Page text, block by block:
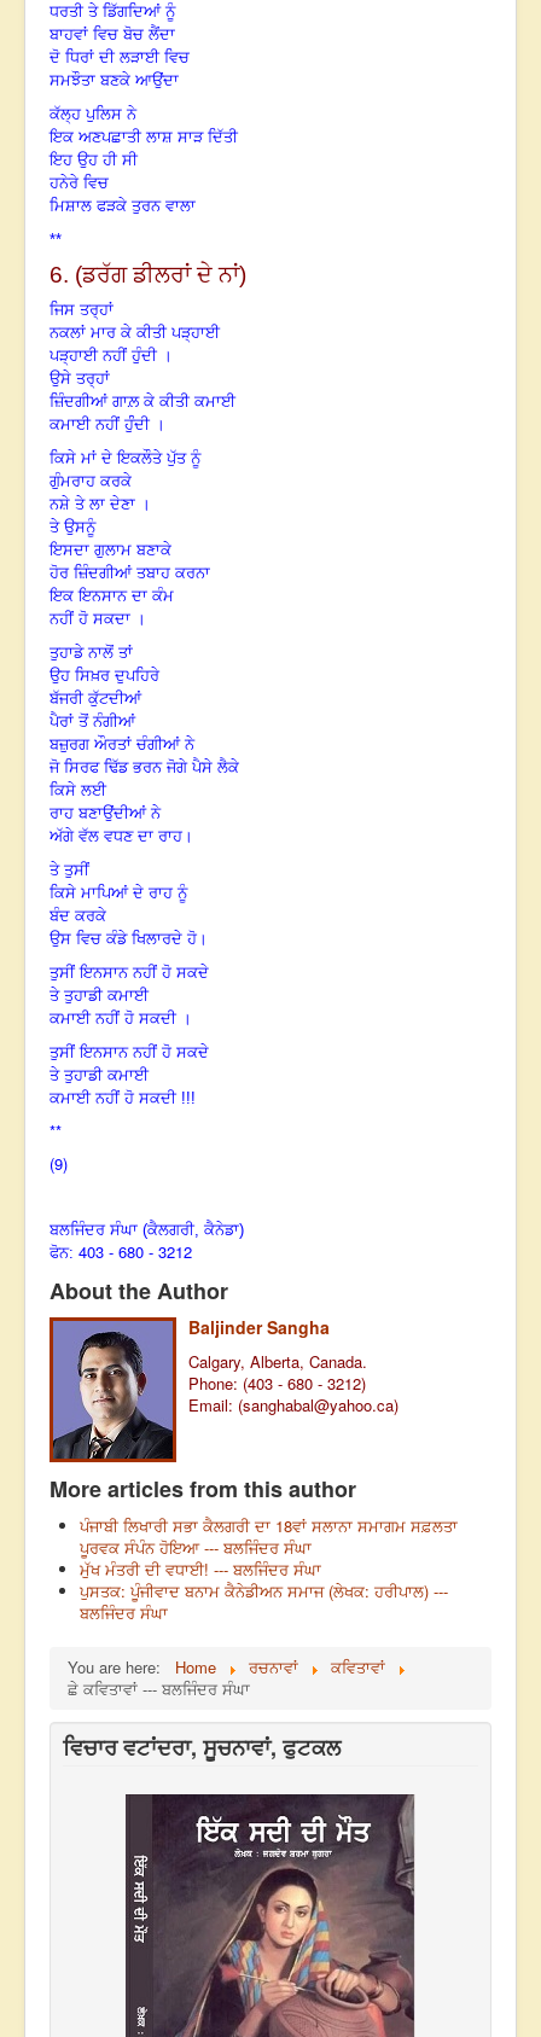
ਧਰਤੀ ਤੇ ਡਿੱਗਦਿਆਂ ਨੂੰ
ਬਾਹਵਾਂ ਵਿਚ ਬੋਚ ਲੈਂਦਾ
ਦੋ ਧਿਰਾਂ ਦੀ ਲੜਾਈ ਵਿਚ
ਸਮਝੌਤਾ ਬਣਕੇ ਆਉਂਦਾ
ਕੱਲ੍ਹ ਪੁਲਿਸ ਨੇ
ਇਕ ਅਣਪਛਾਤੀ ਲਾਸ਼ ਸਾੜ ਦਿੱਤੀ
ਇਹ ਉਹ ਹੀ ਸੀ
ਹਨੇਰੇ ਵਿਚ
ਮਿਸ਼ਾਲ ਫੜਕੇ ਤੁਰਨ ਵਾਲਾ
**
6. (ਡਰੱਗ ਡੀਲਰਾਂ ਦੇ ਨਾਂ)
ਜਿਸ ਤਰ੍ਹਾਂ
ਨਕਲਾਂ ਮਾਰ ਕੇ ਕੀਤੀ ਪੜ੍ਹਾਈ
ਪੜ੍ਹਾਈ ਨਹੀਂ ਹੁੰਦੀ ।
ਉਸੇ ਤਰ੍ਹਾਂ
ਜ਼ਿੰਦਗੀਆਂ ਗਾਲ਼ ਕੇ ਕੀਤੀ ਕਮਾਈ
ਕਮਾਈ ਨਹੀਂ ਹੁੰੰਦੀ ।
ਕਿਸੇ ਮਾਂ ਦੇ ਇਕਲੌਤੇ ਪੁੱਤ ਨੂੰ
ਗੁੰਮਰਾਹ ਕਰਕੇ
ਨਸ਼ੇ ਤੇ ਲਾ ਦੇਣਾ ।
ਤੇ ਉਸਨੂੰ
ਇਸਦਾ ਗੁਲਾਮ ਬਣਾਕੇ
ਹੋਰ ਜ਼ਿੰਦਗੀਆਂ ਤਬਾਹ ਕਰਨਾ
ਇਕ ਇਨਸਾਨ ਦਾ ਕੰਮ
ਨਹੀਂ ਹੋ ਸਕਦਾ ।
ਤੁਹਾਡੇ ਨਾਲੋਂ ਤਾਂ
ਉਹ ਸਿਖ਼ਰ ਦੁਪਹਿਰੇ
ਬੱਜਰੀ ਕੁੱਟਦੀਆਂ
ਪੈਰਾਂ ਤੋਂ ਨੰਗੀਆਂ
ਬਜ਼ੁਰਗ ਔਰਤਾਂ ਚੰਗੀਆਂ ਨੇ
ਜੋ ਸਿਰਫ ਢਿੱਡ ਭਰਨ ਜੋਗੇ ਪੈਸੇ ਲੈਕੇ
ਕਿਸੇ ਲਈ
ਰਾਹ ਬਣਾਉਂਦੀਆਂ ਨੇ
ਅੱਗੇ ਵੱਲ ਵਧਣ ਦਾ ਰਾਹ।
ਤੇ ਤੁਸੀਂ
ਕਿਸੇ ਮਾਪਿਆਂ ਦੇ ਰਾਹ ਨੂੰ
ਬੰਦ ਕਰਕੇ
ਉਸ ਵਿਚ ਕੰਡੇ ਖਿਲਾਰਦੇ ਹੋ।
ਤੁਸੀਂ ਇਨਸਾਨ ਨਹੀਂ ਹੋ ਸਕਦੇ
ਤੇ ਤੁਹਾਡੀ ਕਮਾਈ
ਕਮਾਈ ਨਹੀਂ ਹੋ ਸਕਦੀ ।
ਤੁਸੀਂ ਇਨਸਾਨ ਨਹੀਂ ਹੋ ਸਕਦੇ
ਤੇ ਤੁਹਾਡੀ ਕਮਾਈ
ਕਮਾਈ ਨਹੀਂ ਹੋ ਸਕਦੀ !!!
**
(9)
ਬਲਜਿੰਦਰ ਸੰਘਾ (ਕੈਲਗਰੀ, ਕੈਨੇਡਾ)
ਫੋਨ: 403 - 680 - 3212
About the Author
Baljinder Sangha
Calgary, Alberta, Canada.
Phone: (403 - 680 - 3212)
Email: (sanghabal@yahoo.ca)
More articles from this author
ਪੰਜਾਬੀ ਲਿਖਾਰੀ ਸਭਾ ਕੈਲਗਰੀ ਦਾ 18ਵਾਂ ਸਲਾਨਾ ਸਮਾਗਮ ਸਫ਼ਲਤਾ
ਪੂਰਵਕ ਸੰਪੰਨ ਹੋਇਆ --- ਬਲਜਿੰਦਰ ਸੰਘਾ
ਮੁੱਖ ਮੰਤਰੀ ਦੀ ਵਧਾਈ! --- ਬਲਜਿੰਦਰ ਸੰਘਾ
ਪੁਸਤਕ: ਪੂੰਜੀਵਾਦ ਬਨਾਮ ਕੈਨੇਡੀਅਨ ਸਮਾਜ (ਲੇਖਕ: ਹਰੀਪਾਲ) ---
ਬਲਜਿੰਦਰ ਸੰਘਾ
You are here: Home ਰਚਨਾਵਾਂ
ਕਵਿਤਾਵਾਂ
ਛੇ ਕਵਿਤਾਵਾਂ --- ਬਲਜਿੰਦਰ ਸੰਘਾ
ਵਿਚਾਰ ਵਟਾਂਦਰਾ, ਸੂਚਨਾਵਾਂ, ਫੁਟਕਲ